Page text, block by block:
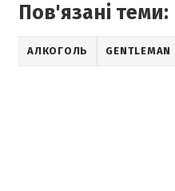
Пов'язані теми:
АЛКОГОЛЬ GENTLEMAN